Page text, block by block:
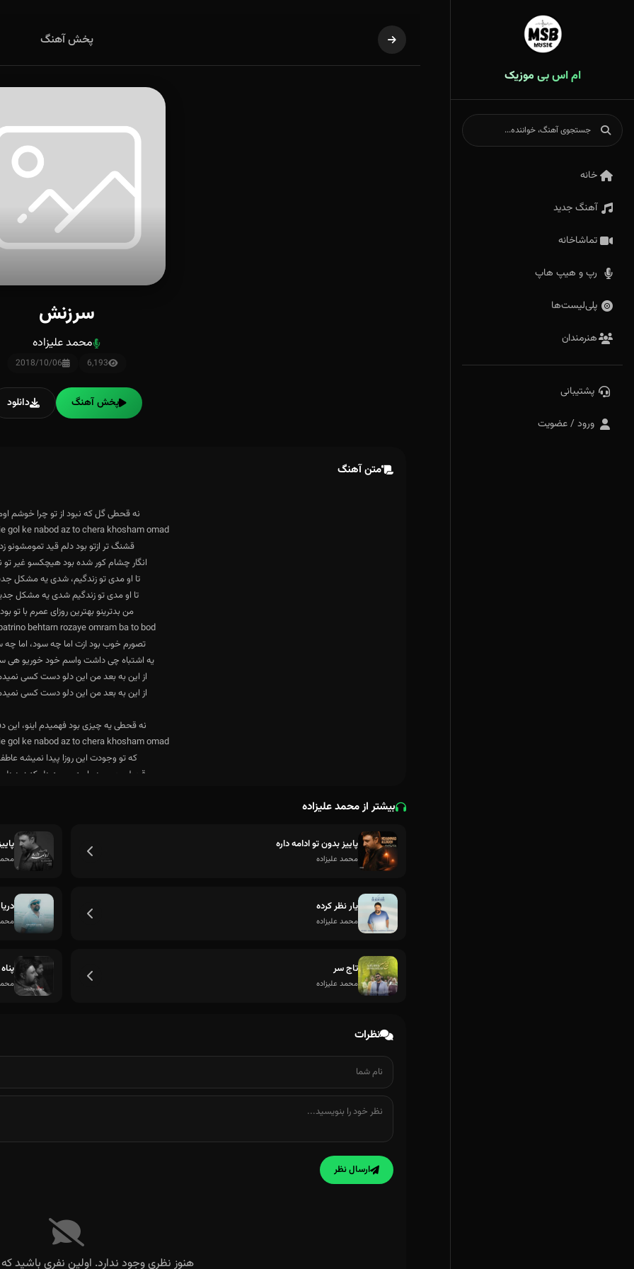
ام اس بی موزیک
خانه
آهنگ جدید
تماشاخانه
رپ و هیپ هاپ
پلی‌لیست‌ها
هنرمندان
پشتیبانی
ورود / عضویت
پخش آهنگ
سرزنش
محمد علیزاده
6,193
2018/10/06
پخش آهنگ دانلود
متن آهنگ
از این به بعد من این دلو دست کسی
بیشتر از محمد علیزاده
پاییز بدون تو ادامه داره
محمد علیزاده
یار نظر کرده
محمد علیزاده
دریا
تاج سر
محمد علیزاده
پناه
نظرات
ارسال نظر
هنوز نظری وجود ندارد. اولین نفری باشید